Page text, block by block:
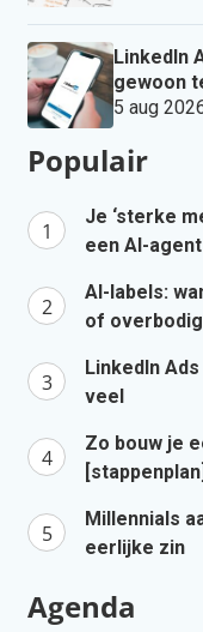
LinkedIn
gewoon
5 aug
Populair
Je ‘sterke
een AI-agent
AI-labels:
of
LinkedIn
veel
Zo bouw je
[stappenplan]
Millennials
eerlijke zin
Agenda